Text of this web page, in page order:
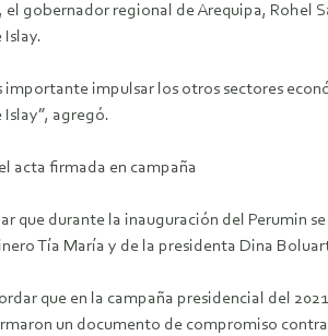
el gobernador regional de Arequipa, Rohel
Islay.
importante impulsar los otros sectores
agregó.
acta firmada en campaña
que durante la inauguración del Perumin
Tía María y de la presidenta Dina
que en la campaña presidencial del
un documento de compromiso